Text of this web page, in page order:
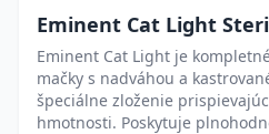
Eminent Cat Light
Eminent Cat Light je
mačky s nadváhou a
špeciálne zloženie
hmotnosti. Poskytuje